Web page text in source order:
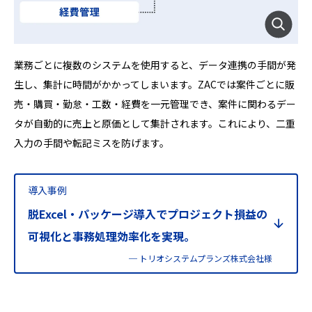
業務ごとに複数のシステムを使用すると、データ連携の手間が発
生し、集計に時間がかかってしまいます。ZACでは案件ごとに販
売・購買・勤怠・工数・経費を一元管理でき、案件に関わるデー
タが自動的に売上と原価として集計されます。これにより、二重
入力の手間や転記ミスを防げます。
導入事例
脱Excel・パッケージ導入でプロジェクト損益の
可視化と事務処理効率化を実現。
─ トリオシステムプランズ株式会社様